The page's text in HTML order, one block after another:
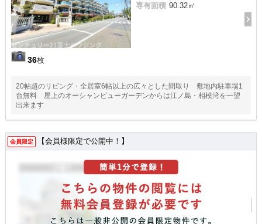
36枚
専有面積 90.32㎡
20帖超のリビング・全居室6帖以上の広々とした間取り 敷地内駐車場1
台無料 屋上のオーシャンビューガーデンからは江ノ島・相模湾を一望
出来ます
会員限定 【会員様限定で公開中！】